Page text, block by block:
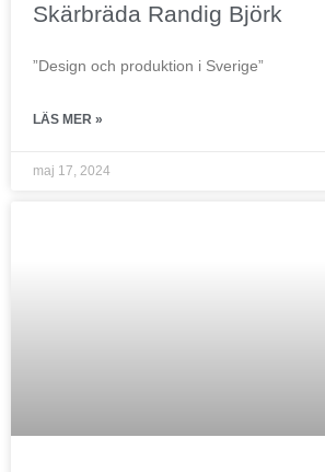
Skärbräda Randig Björk
”Design och produktion i Sverige”
LÄS MER »
maj 17, 2024